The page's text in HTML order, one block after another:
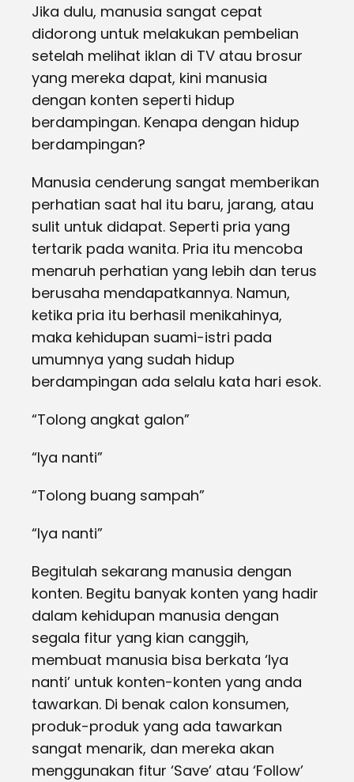
Jika dulu, manusia sangat cepat
didorong untuk melakukan pembelian
setelah melihat iklan di TV atau brosur
yang mereka dapat, kini manusia
dengan konten seperti hidup
berdampingan. Kenapa dengan hidup
berdampingan?
Manusia cenderung sangat memberikan
perhatian saat hal itu baru, jarang, atau
sulit untuk didapat. Seperti pria yang
tertarik pada wanita. Pria itu mencoba
menaruh perhatian yang lebih dan terus
berusaha mendapatkannya. Namun,
ketika pria itu berhasil menikahinya,
maka kehidupan suami-istri pada
umumnya yang sudah hidup
berdampingan ada selalu kata hari esok.
“Tolong angkat galon”
“Iya nanti”
“Tolong buang sampah”
“Iya nanti”
Begitulah sekarang manusia dengan
konten. Begitu banyak konten yang hadir
dalam kehidupan manusia dengan
segala fitur yang kian canggih,
membuat manusia bisa berkata ‘Iya
nanti’ untuk konten-konten yang anda
tawarkan. Di benak calon konsumen,
produk-produk yang ada tawarkan
sangat menarik, dan mereka akan
menggunakan fitur ‘Save’ atau ‘Follow’